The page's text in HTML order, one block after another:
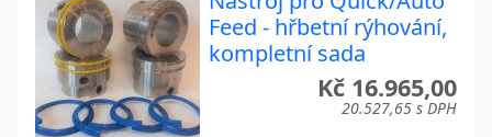
Feed - hřbetní rýhování,
kompletní sada
Kč 16.965,00
20.527,65 s DPH